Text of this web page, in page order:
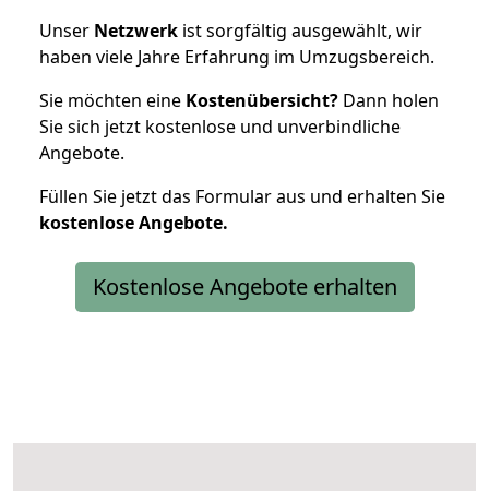
Unser Netzwerk ist sorgfältig ausgewählt, wir
haben viele Jahre Erfahrung im Umzugsbereich.
Sie möchten eine Kostenübersicht? Dann holen
Sie sich jetzt kostenlose und unverbindliche
Angebote.
Füllen Sie jetzt das Formular aus und erhalten Sie
kostenloseAngebote.
Kostenlose Angebote erhalten